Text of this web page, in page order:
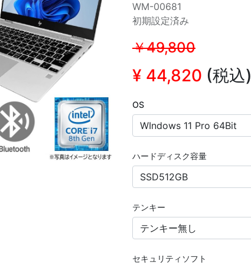
WM-00681
初期設定済み
￥49,800
¥ 44,820 (税込)
OS
ハードディスク容量
テンキー
セキュリティソフト